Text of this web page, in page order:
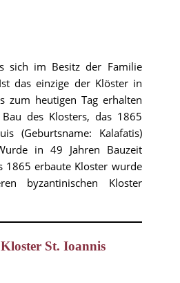
sich im Besitz der Familie
das einzige der Klöster in
zum heutigen Tag erhalten
des Klosters, das 1865
(Geburtsname: Kalafatis)
in 49 Jahren Bauzeit
1865 erbaute Kloster wurde
byzantinischen Kloster
St. Ioannis